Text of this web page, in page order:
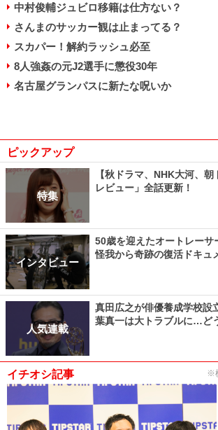
中村俊輔ジュビロ移籍は仕方ない？
さんまのサッカー観は止まってる？
スカパー！解約ラッシュ必至
8人強姦の元J2選手に懲役30年
名古屋グランパスに新たな呪いか
ピックアップ
特集
【秋ドラマ、NHK大河、
レビュー」全話更新！
インタビュー
50歳を迎えたオートレー
怪我から奇跡の復活ドキュ
人気連載
真田広之が俳優養成学校設
葉真一は大トラブルに…ど
イチオシ記事 ※